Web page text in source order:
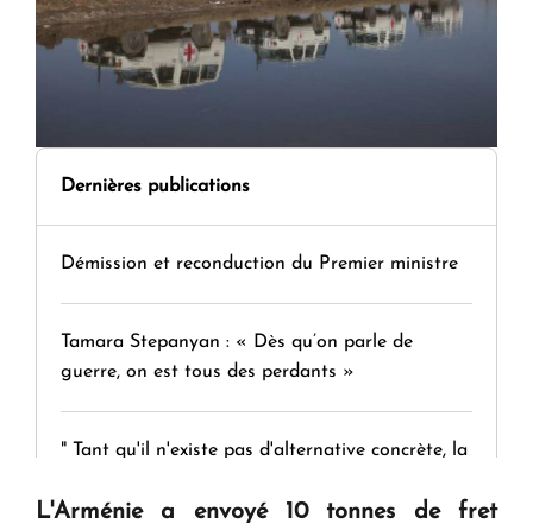
Dernières publications
Démission et reconduction du Premier ministre
Tamara Stepanyan : « Dès qu’on parle de
guerre, on est tous des perdants »
" Tant qu'il n'existe pas d'alternative concrète, la
L'Arménie a envoyé 10 tonnes de fret